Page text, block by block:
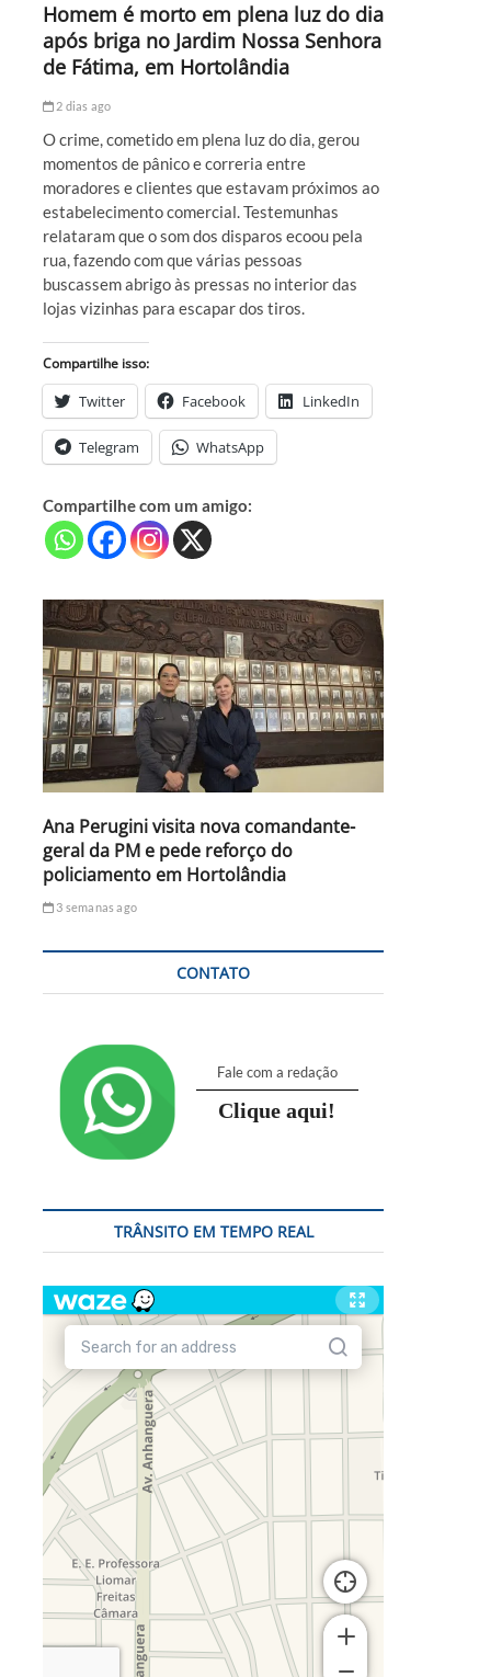
Homem é morto em plena luz do dia
após briga no Jardim Nossa Senhora
de Fátima, em Hortolândia
2 dias ago
O crime, cometido em plena luz do dia, gerou
momentos de pânico e correria entre
moradores e clientes que estavam próximos ao
estabelecimento comercial. Testemunhas
relataram que o som dos disparos ecoou pela
rua, fazendo com que várias pessoas
buscassem abrigo às pressas no interior das
lojas vizinhas para escapar dos tiros.
Compartilhe isso:
Twitter Facebook LinkedIn
Telegram WhatsApp
Compartilhe com um amigo:
Ana Perugini visita nova comandante-
geral da PM e pede reforço do
policiamento em Hortolândia
3 semanas ago
CONTATO
Fale com a redação
Clique aqui!
TRÂNSITO EM TEMPO REAL